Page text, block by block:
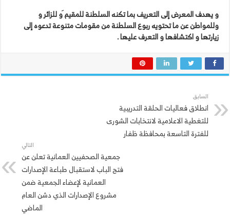
ويهدفالمعرضإلىالتعريفبماتكنهالسلطنةللمقيم َوللزائرو
وللمواطنعنماتحتويهربوعالسلطنةمنمقوماتمتنوعةتدعوهإلى
زيارتهاواكتشافهاوالتعرفعليها.
السابق
انطلاق فعاليات الحلقة التدريبية
للتغطية الاعلامية لانتخابات الشورى
للفترة التاسعة بمحافظة ظفار
التالي
جمعية الصحفيين العمانية تعلن عن
فتح الباب لاستقبال طباعة الإصدارات
العمانية لإعضاء الجمعية ضمن
مشروع الإصدارات الذي دشن العام
الماضي